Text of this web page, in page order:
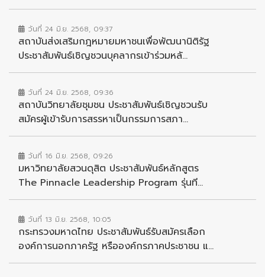
วันที่ 24 มิ.ย. 2568, 09:37
สถาบันส่งเสริมกฎหมายมหาชนเพื่อพัฒนานิติรัฐ
ประชาสัมพันธ์เชิญชวนบุคลากรเข้าร่วมหลั...
วันที่ 24 มิ.ย. 2568, 09:36
สถาบันวิทยาลัยชุมชน ประชาสัมพันธ์เชิญชวนรับ
สมัครผู้เข้ารับการสรรหาเป็นกรรมการสภา...
วันที่ 16 มิ.ย. 2568, 09:26
มหาวิทยาลัยสวนดุสิต ประชาสัมพันธ์หลักสูตร
The Pinnacle Leadership Program รุ่นที...
วันที่ 13 มิ.ย. 2568, 10:05
กระทรวงมหาดไทย ประชาสัมพันธ์รับสมัครเลือก
องค์การนอกภาครัฐ หรือองค์กรภาคประชาชน แ...